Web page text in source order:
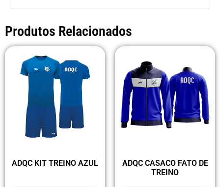
Produtos Relacionados
ADQC KIT TREINO AZUL
ADQC CASACO FATO DE
TREINO